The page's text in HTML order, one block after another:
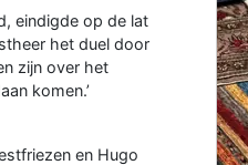
eindigde op de lat
het duel door
zijn over het
komen.’
en Hugo